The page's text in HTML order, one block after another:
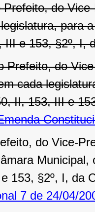
do
para
e 153, §2º, I,
Prefeito, do
cada
II, 153, III e
do Vice-
153, §2º, I, da
7 de 24/04/